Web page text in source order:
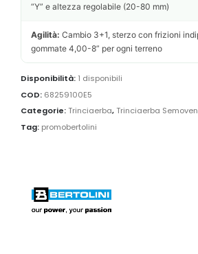
“Y” e altezza regolabile (20-80 mm)
Agilità: Cambio 3+1, sterzo con frizioni
gommate 4,00-8” per ogni terreno
Disponibilità: 1 disponibili
COD: 68259100E5
Categorie:Trinciaerba,Trinciaerba
Tag: promobertolini